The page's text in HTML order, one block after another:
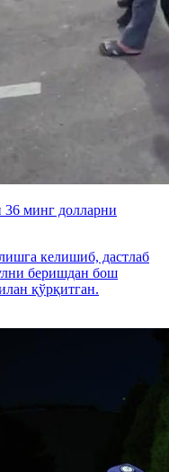
36 минг долларни
келишиб, дастлаб
беришдан бош
қўрқитган.